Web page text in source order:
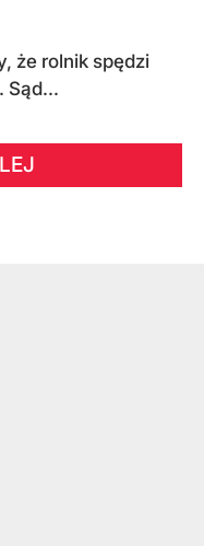
że rolnik spędzi
Sąd...